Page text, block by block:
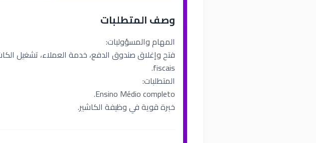
وصف المتطلبات
المهام والمسؤوليات:
fiscais.
المتطلبات:
Ensino Médio completo.
خبرة قوية في وظيفة الكاشير.